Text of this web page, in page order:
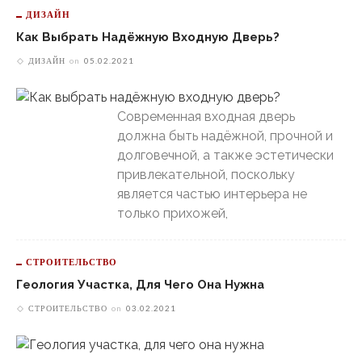
ДИЗАЙН
Как Выбрать Надёжную Входную Дверь?
ДИЗАЙН on 05.02.2021
Современная входная дверь
должна быть надёжной, прочной и
долговечной, а также эстетически
привлекательной, поскольку
является частью интерьера не
только прихожей,
СТРОИТЕЛЬСТВО
Геология Участка, Для Чего Она Нужна
СТРОИТЕЛЬСТВО on 03.02.2021